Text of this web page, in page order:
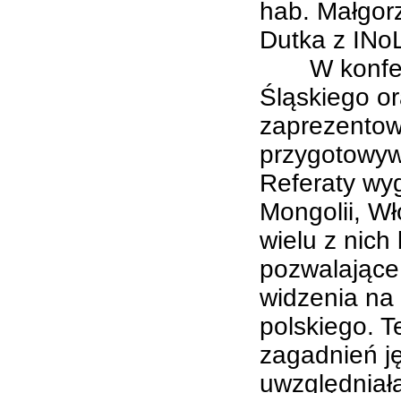
hab.
Dutka z
W
Śląskiego
Referaty
Mongolii,
wielu z nich
widzenia
polskiego.
zagadnień